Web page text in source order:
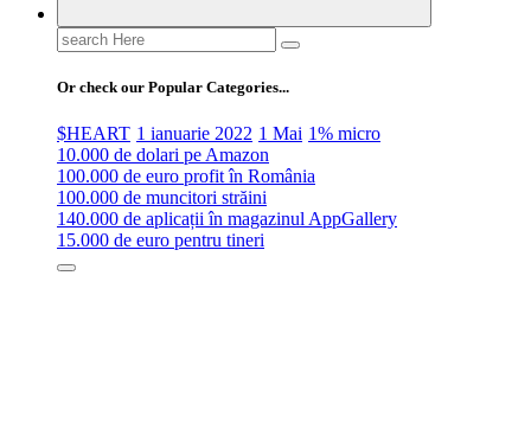
Search
for:
Or check our Popular Categories...
$HEART 1 ianuarie 2022 1 Mai 1% micro
10.000 de dolari pe Amazon
100.000 de euro profit în România
100.000 de muncitori străini
140.000 de aplicații în magazinul AppGallery
15.000 de euro pentru tineri